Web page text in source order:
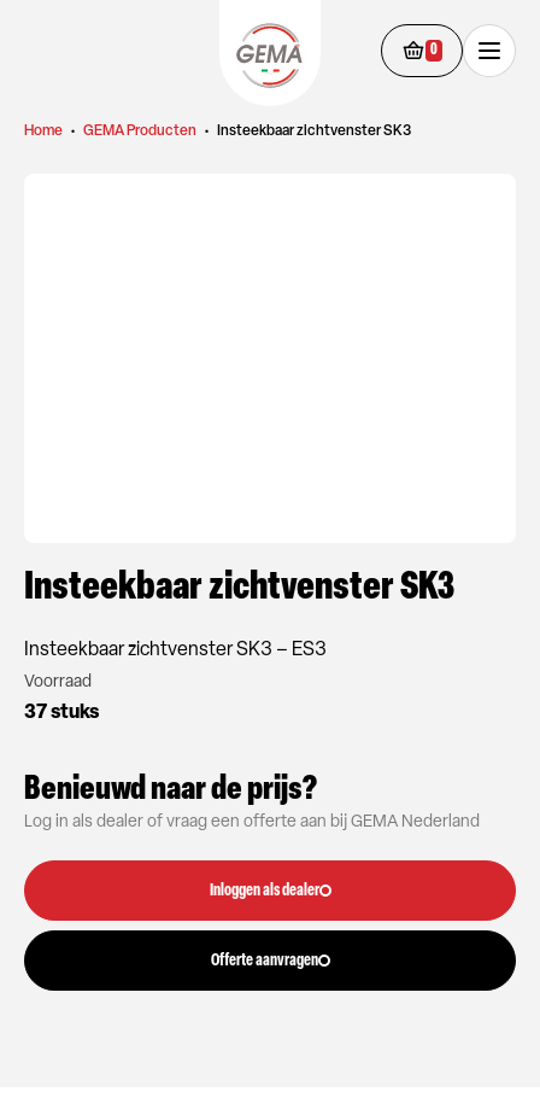
0
Home • GEMA Producten • Insteekbaar zichtvenster SK3
Insteekbaar zichtvenster SK3
Insteekbaar zichtvenster SK3 – ES3
Voorraad
37 stuks
Benieuwd naar de prijs?
Log in als dealer of vraag een offerte aan bij GEMA Nederland
Inloggen als dealer
Offerte aanvragen